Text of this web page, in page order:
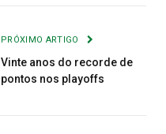
PRÓXIMO ARTIGO
Vinte anos do recorde de
pontos nos playoffs